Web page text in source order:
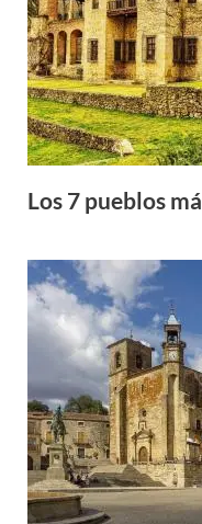
Los 7 pueblos